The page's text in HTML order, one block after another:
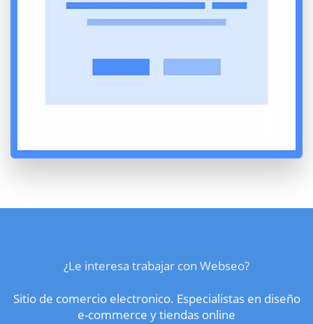
¿Le interesa trabajar con Webseo?
Sitio de comercio electronico. Especialistas en diseño
e-commerce y tiendas online